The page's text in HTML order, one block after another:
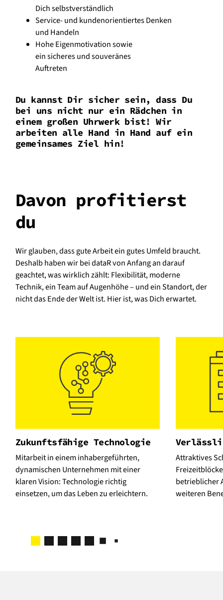
Dich selbstverständlich
Service- und kundenorientiertes Denken
und Handeln
Hohe Eigenmotivation sowie
ein sicheres und souveränes
Auftreten
Du kannst Dir sicher sein, dass Du
bei uns nicht nur ein Rädchen in
einem großen Uhrwerk bist! Wir
arbeiten alle Hand in Hand auf ein
gemeinsames Ziel hin!
Davon profitierst
du
Wir glauben, dass gute Arbeit ein gutes Umfeld braucht.
Deshalb haben wir bei dataR von Anfang an darauf
geachtet, was wirklich zählt: Flexibilität, moderne
Technik, ein Team auf Augenhöhe – und ein Standort, der
nicht das Ende der Welt ist. Hier ist, was Dich erwartet.
Zukunftsfähige Technologie
Mitarbeit in einem inhabergeführten,
dynamischen Unternehmen mit einer
klaren Vision: Technologie richtig
einsetzen, um das Leben zu erleichtern.
Attraktives
betrieblicher
weiteren